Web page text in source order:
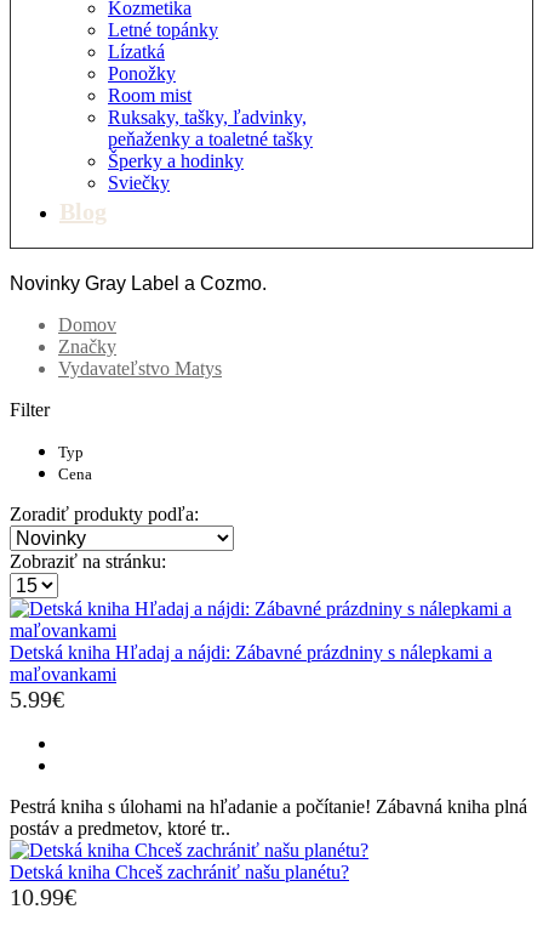
Kozmetika
Letné topánky
Lízatká
Ponožky
Room mist
Ruksaky, tašky, ľadvinky,
peňaženky a toaletné tašky
Šperky a hodinky
Sviečky
Blog
Novinky Gray Label a Cozmo.
Domov
Značky
Vydavateľstvo Matys
Filter
Typ
Cena
Zoradiť produkty podľa:
Zobraziť na stránku:
Detská kniha Hľadaj a nájdi: Zábavné prázdniny s nálepkami a
maľovankami
5.99€
Pestrá kniha s úlohami na hľadanie a počítanie! Zábavná kniha plná
postáv a predmetov, ktoré tr..
Detská kniha Chceš zachrániť našu planétu?
10.99€